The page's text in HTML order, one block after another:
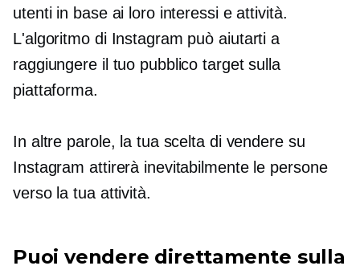
utenti in base ai loro interessi e attività.
L'algoritmo di Instagram può aiutarti a
raggiungere il tuo pubblico target sulla
piattaforma.
In altre parole, la tua scelta di vendere su
Instagram attirerà inevitabilmente le persone
verso la tua attività.
Puoi vendere direttamente sulla